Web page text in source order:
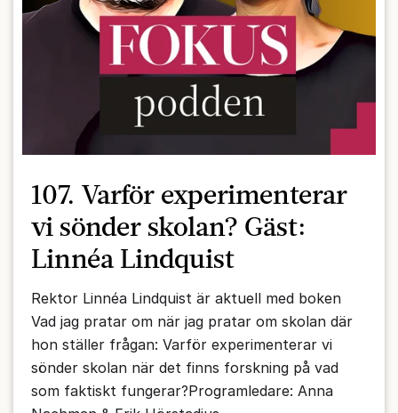
107. Varför experimenterar
vi sönder skolan? Gäst:
Linnéa Lindquist
Rektor Linnéa Lindquist är aktuell med boken
Vad jag pratar om när jag pratar om skolan där
hon ställer frågan: Varför experimenterar vi
sönder skolan när det finns forskning på vad
som faktiskt fungerar?Programledare: Anna